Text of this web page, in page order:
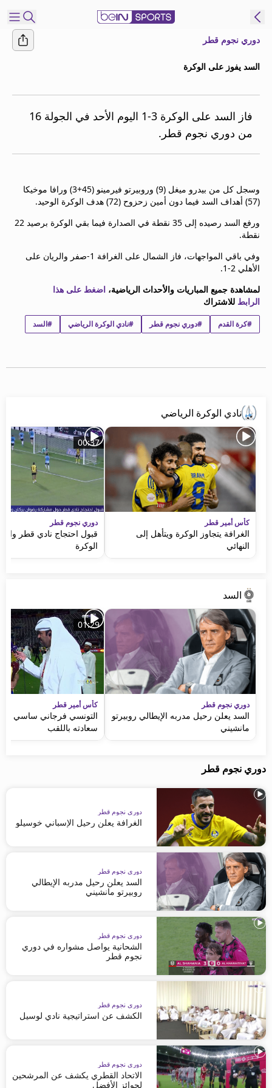
النسخة
MENA
إدارة
إلى
النشرة
الإخبارية
اتصل بنا
beIN CONNECT
beIN MEDIA GROUP
ترددات beIN SPORTS
الأسئلة الأكثر شيوعاً
دليل التلفاز
دوري نجوم قطر
السد يفوز على الوكرة
فاز السد على الوكرة 3-1 اليوم الأحد في الجولة 16
من دوري نجوم قطر.
وسجل كل من بيدرو ميغل (9) وروبيرتو فيرمينو (45+3) ورافا موخيكا
(57) أهداف السد فيما دون أمين زحزوح (72) هدف الوكرة الوحيد.
ورفع السد رصيده إلى 35 نقطة في الصدارة فيما بقي الوكرة برصيد 22
نقطة.
وفي باقي المواجهات، فاز الشمال على الغرافة 1-صفر والريان على
الأهلي 2-1.
لمشاهدة جميع المباريات والأحداث الرياضية، اضغط على هذا
الرابط للاشتراك
#كرة القدم #دوري نجوم قطر #نادي الوكرة الرياضي #السد
نادي الوكرة الرياضي
كأس أمير قطر
الغرافة يتجاوز الوكرة ويتأهل إلى
النهائي
00:37
دوري نجوم قطر
قبول احتجاج نادي قطر
الوكرة
السد
دوري نجوم قطر
السد يعلن رحيل مدربه الإيطالي روبيرتو
مانشيني
01:29
كأس أمير قطر
التونسي فرجاني ساسي
سعادته باللقب
دوري نجوم قطر
دوري نجوم قطر
الغرافة يعلن رحيل الإسباني خوسيلو
دوري نجوم قطر
السد يعلن رحيل مدربه الإيطالي
روبيرتو مانشيني
دوري نجوم قطر
الشحانية يواصل مشواره في دوري
نجوم قطر
دوري نجوم قطر
الكشف عن استراتيجية نادي لوسيل
دوري نجوم قطر
الاتحاد القطري يكشف عن المرشحين
لجوائز الأفضل